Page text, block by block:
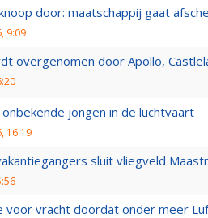
door: maatschappij gaat
9:09
overgenomen door Apollo,
jongen in de luchtvaart
16:19
sluit vliegveld
voor vracht doordat onder meer